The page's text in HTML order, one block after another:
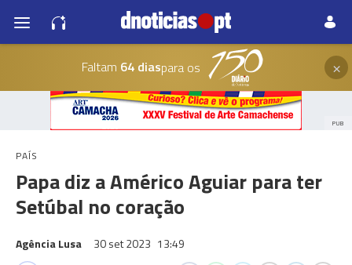
Faltam 64 diaspara os ×
PUB
PAÍS
Papa diz a Américo Aguiar para ter
Setúbal no coração
Agência Lusa 30 set 2023 13:49